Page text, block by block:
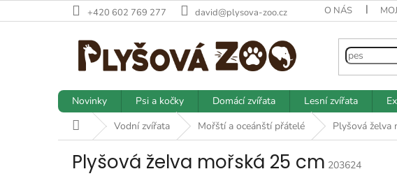
na
+420 602 769 277 david@plysova-zoo.cz O NÁS
Novinky Psi a kočky Domácí zvířata Lesní zvířata
Domů Vodní zvířata Mořští a oceánští přátelé Plyšová želva
Plyšová želva mořská 25 cm 203624